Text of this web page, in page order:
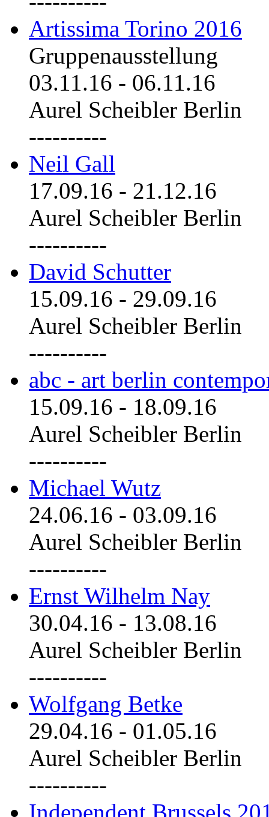
Artissima Torino 2016
Gruppenausstellung
03.11.16 - 06.11.16
Aurel Scheibler Berlin
----------
Neil Gall
17.09.16 - 21.12.16
Aurel Scheibler Berlin
----------
David Schutter
15.09.16 - 29.09.16
Aurel Scheibler Berlin
----------
abc - art berlin
15.09.16 - 18.09.16
Aurel Scheibler Berlin
----------
Michael Wutz
24.06.16 - 03.09.16
Aurel Scheibler Berlin
----------
Ernst Wilhelm Nay
30.04.16 - 13.08.16
Aurel Scheibler Berlin
----------
Wolfgang Betke
29.04.16 - 01.05.16
Aurel Scheibler Berlin
----------
Independent Brussels